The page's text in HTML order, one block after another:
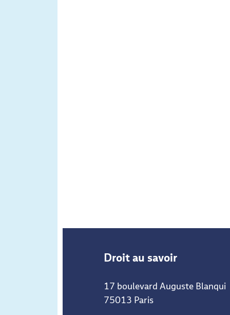
Droit au savoir
17 boulevard Auguste Blanqui
75013 Paris